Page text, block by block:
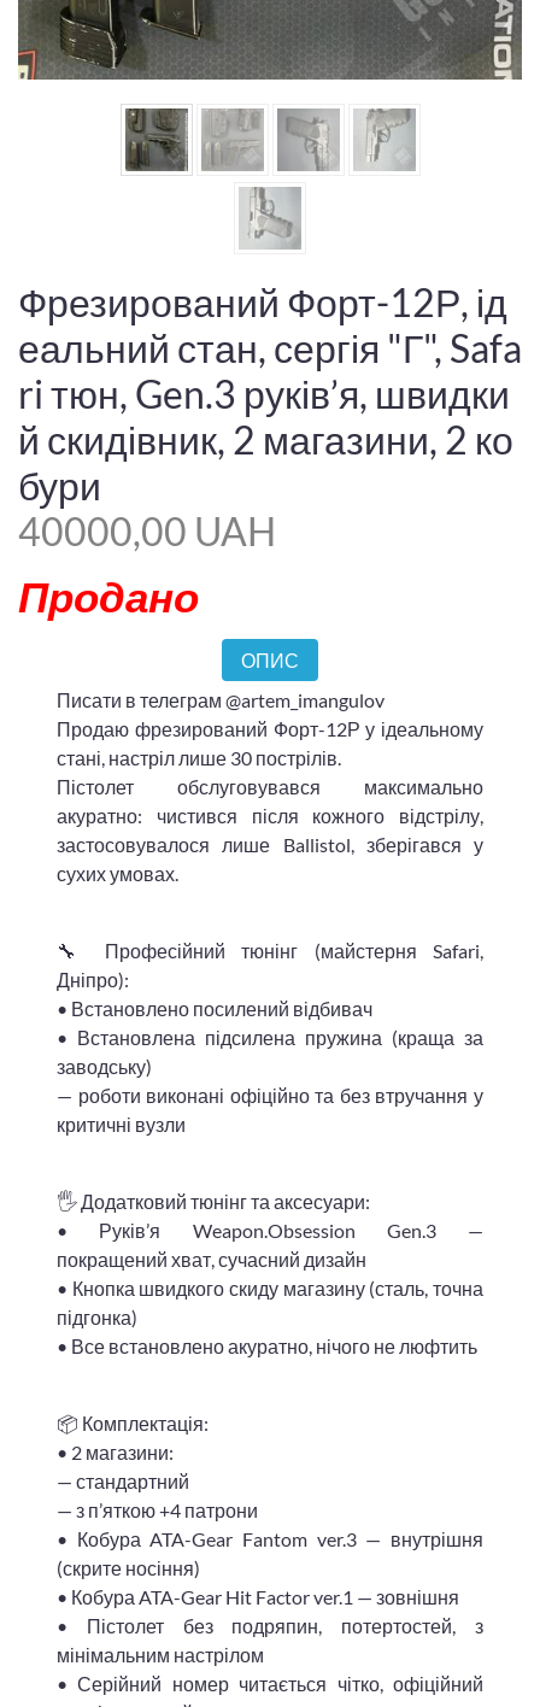
Фрезирований Форт-12Р, ід
еальний стан, сергія "Г", Safa
ri тюн, Gen.3 руків’я, швидки
й скидівник, 2 магазини, 2 ко
бури
40000,00 UAH
Продано
ОПИС
Писати в телеграм @artem_imangulov
Продаю фрезирований Форт-12Р у ідеальному
стані, настріл лише 30 пострілів.
Пістолет обслуговувався максимально
акуратно: чистився після кожного відстрілу,
застосовувалося лише Ballistol, зберігався у
сухих умовах.
🔧 Професійний тюнінг (майстерня Safari,
Дніпро):
• Встановлено посилений відбивач
• Встановлена підсилена пружина (краща за
заводську)
— роботи виконані офіційно та без втручання у
критичні вузли
🖐 Додатковий тюнінг та аксесуари:
• Руків’я Weapon.Obsession Gen.3 —
покращений хват, сучасний дизайн
• Кнопка швидкого скиду магазину (сталь, точна
підгонка)
• Все встановлено акуратно, нічого не люфтить
📦 Комплектація:
• 2 магазини:
— стандартний
— з п’яткою +4 патрони
• Кобура ATA-Gear Fantom ver.3 — внутрішня
(скрите носіння)
• Кобура ATA-Gear Hit Factor ver.1 — зовнішня
• Пістолет без подряпин, потертостей, з
мінімальним настрілом
• Серійний номер читається чітко, офіційний